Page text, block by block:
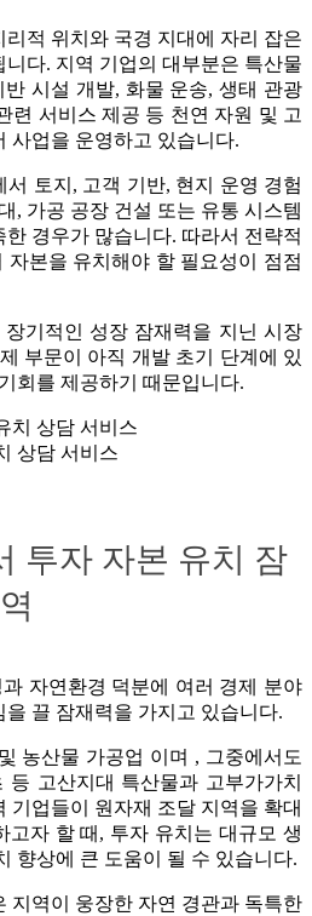
적 위치와 국경 지대에 자리 잡은
다. 지역 기업의 대부분은 특산물
시설 개발, 화물 운송, 생태 관광
련 서비스 제공 등 천연 자원 및 고
사업을 운영하고 있습니다.
토지, 고객 기반, 현지 운영 경험
, 가공 공장 건설 또는 유통 시스템
경우가 많습니다. 따라서 전략적
자본을 유치해야 할 필요성이 점점
기적인 성장 잠재력을 지닌 시장
부문이 아직 개발 초기 단계에 있
회를 제공하기 때문입니다.
상담 서비스
투자 자본 유치 잠
자연환경 덕분에 여러 경제 분야
끌 잠재력을 가지고 있습니다.
농산물 가공업 이며 , 그중에서도
고산지대 특산물과 고부가가치
기업들이 원자재 조달 지역을 확대
고자 할 때, 투자 유치는 대규모 생
향상에 큰 도움이 될 수 있습니다.
지역이 웅장한 자연 경관과 독특한